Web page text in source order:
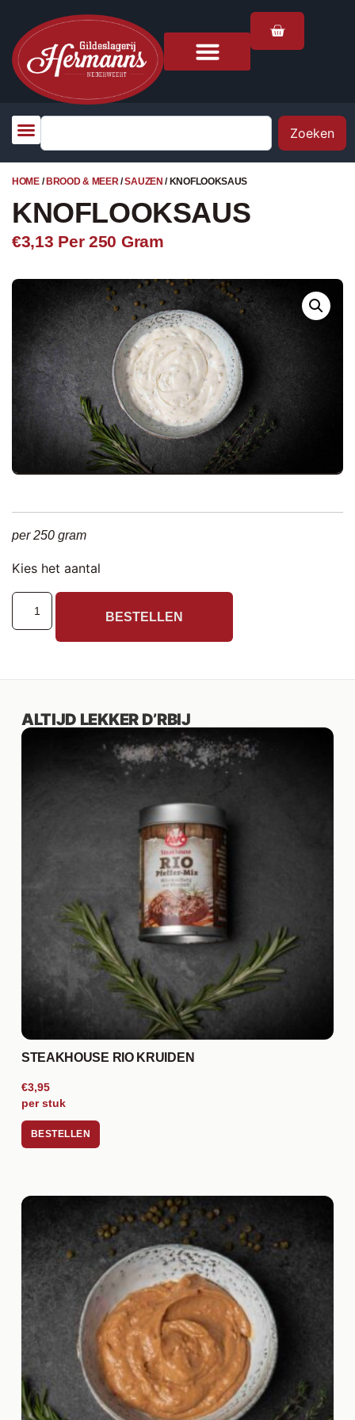
Zoeken
HOME/ BROOD & MEER/SAUZEN / KNOFLOOKSAUS
KNOFLOOKSAUS
€3,13 Per 250 Gram
per 250 gram
Kies het aantal
BESTELLEN
ALTIJD LEKKER D’RBIJ
STEAKHOUSE RIO KRUIDEN
€3,95
per stuk
BESTELLEN